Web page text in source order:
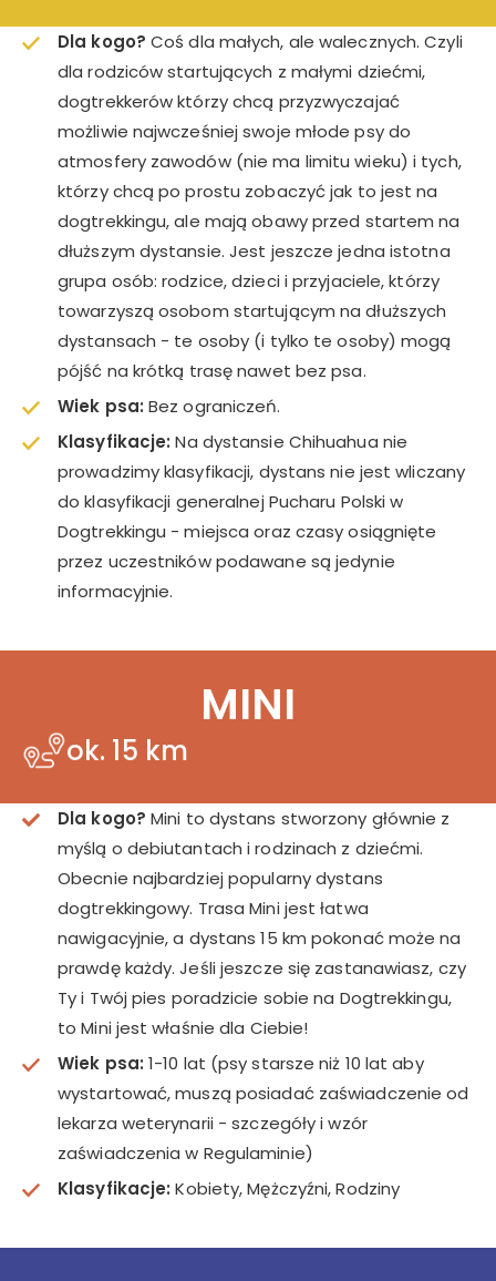
Dla kogo? Coś dla małych, ale walecznych. Czyli
dla rodziców startujących z małymi dziećmi,
dogtrekkerów którzy chcą przyzwyczajać
możliwie najwcześniej swoje młode psy do
atmosfery zawodów (nie ma limitu wieku) i tych,
którzy chcą po prostu zobaczyć jak to jest na
dogtrekkingu, ale mają obawy przed startem na
dłuższym dystansie. Jest jeszcze jedna istotna
grupa osób: rodzice, dzieci i przyjaciele, którzy
towarzyszą osobom startującym na dłuższych
dystansach - te osoby (i tylko te osoby) mogą
pójść na krótką trasę nawet bez psa.
Wiek psa: Bez ograniczeń.
Klasyfikacje: Na dystansie Chihuahua nie
prowadzimy klasyfikacji, dystans nie jest wliczany
do klasyfikacji generalnej Pucharu Polski w
Dogtrekkingu - miejsca oraz czasy osiągnięte
przez uczestników podawane są jedynie
informacyjnie.
MINI
ok. 15 km
Dla kogo? Mini to dystans stworzony głównie z
myślą o debiutantach i rodzinach z dziećmi.
Obecnie najbardziej popularny dystans
dogtrekkingowy. Trasa Mini jest łatwa
nawigacyjnie, a dystans 15 km pokonać może na
prawdę każdy. Jeśli jeszcze się zastanawiasz, czy
Ty i Twój pies poradzicie sobie na Dogtrekkingu,
to Mini jest właśnie dla Ciebie!
Wiek psa: 1-10 lat (psy starsze niż 10 lat aby
wystartować, muszą posiadać zaświadczenie od
lekarza weterynarii - szczegóły i wzór
zaświadczenia w Regulaminie)
Klasyfikacje: Kobiety, Mężczyźni, Rodziny